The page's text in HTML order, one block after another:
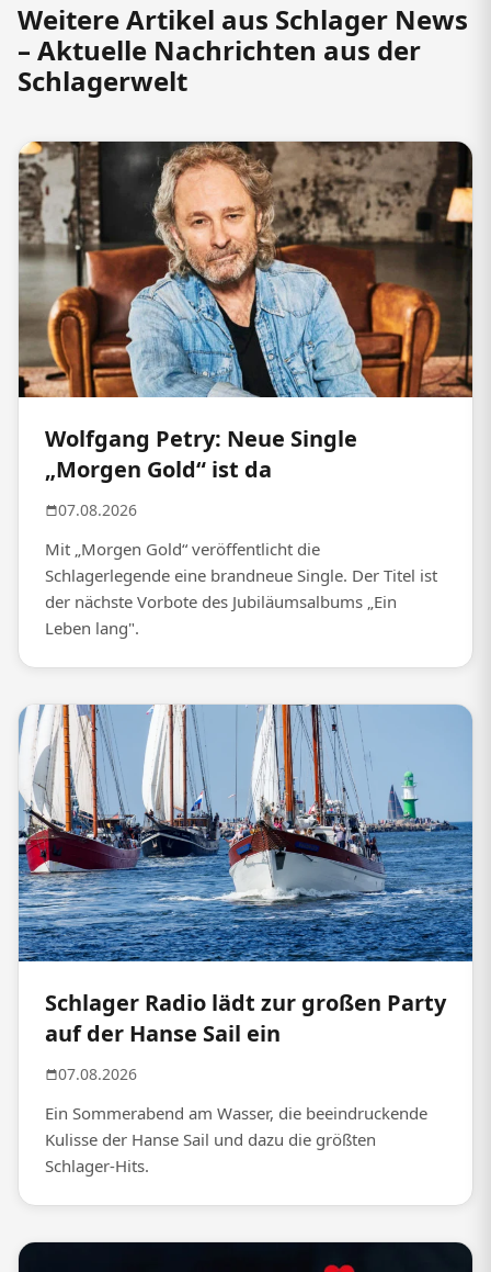
Weitere Artikel aus Schlager News
– Aktuelle Nachrichten aus der
Schlagerwelt
Wolfgang Petry: Neue Single
„Morgen Gold“ ist da
07.08.2026
Mit „Morgen Gold“ veröffentlicht die
Schlagerlegende eine brandneue Single. Der Titel ist
der nächste Vorbote des Jubiläumsalbums „Ein
Leben lang".
Schlager Radio lädt zur großen Party
auf der Hanse Sail ein
07.08.2026
Ein Sommerabend am Wasser, die beeindruckende
Kulisse der Hanse Sail und dazu die größten
Schlager-Hits.